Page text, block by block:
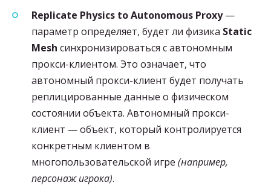
Replicate Physics to Autonomous Proxy—
параметр определяет, будет ли физика Static
Mesh синхронизироваться с автономным
прокси-клиентом. Это означает, что
автономный прокси-клиент будет получать
реплицированные данные о физическом
состоянии объекта. Автономный прокси-
клиент — объект, который контролируется
конкретным клиентом в
многопользовательской игре (например,
персонаж игрока).